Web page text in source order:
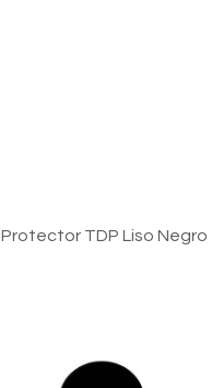
Protector TDP Liso Negro